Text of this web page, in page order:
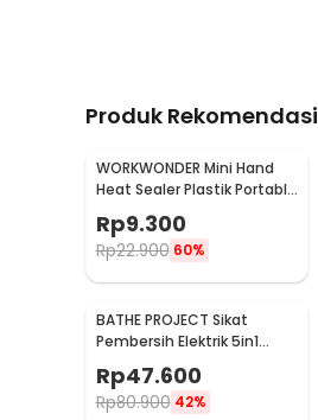
Produk Rekomendasi
WORKWONDER Mini Hand
Heat Sealer Plastik Portable
Baterai AA - LX2000A
Rp9.300
Rp22.900 60%
BATHE PROJECT Sikat
Pembersih Elektrik 5in1
Magic Brush Rechargeable
- WQ8110
Rp47.600
Rp80.900 42%